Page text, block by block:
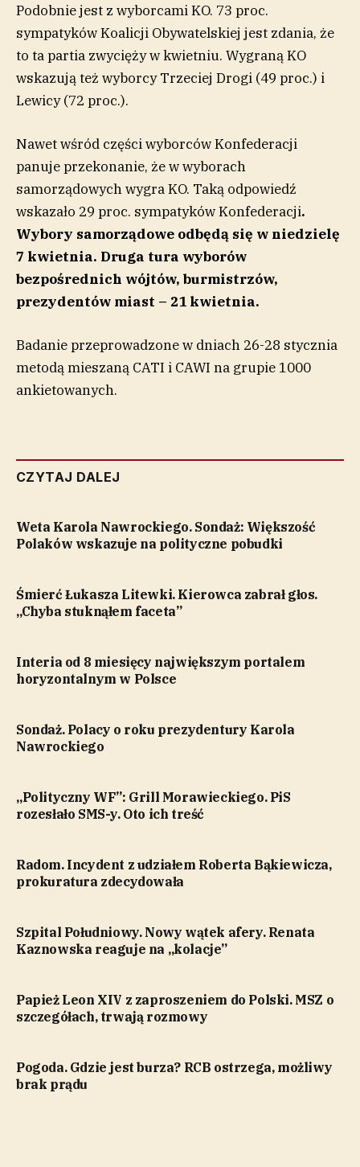
Podobnie jest z wyborcami KO. 73 proc.
sympatyków Koalicji Obywatelskiej jest zdania, że
to ta partia zwycięży w kwietniu. Wygraną KO
wskazują też wyborcy Trzeciej Drogi (49 proc.) i
Lewicy (72 proc.).
Nawet wśród części wyborców Konfederacji
panuje przekonanie, że w wyborach
samorządowych wygra KO. Taką odpowiedź
wskazało 29 proc. sympatyków Konfederacji.
Wybory samorządowe odbędą się w niedzielę
7 kwietnia. Druga tura wyborów
bezpośrednich wójtów, burmistrzów,
prezydentów miast – 21 kwietnia.
Badanie przeprowadzone w dniach 26-28 stycznia
metodą mieszaną CATI i CAWI na grupie 1000
ankietowanych.
CZYTAJ DALEJ
Weta Karola Nawrockiego. Sondaż: Większość
Polaków wskazuje na polityczne pobudki
Śmierć Łukasza Litewki. Kierowca zabrał głos.
„Chyba stuknąłem faceta”
Interia od 8 miesięcy największym portalem
horyzontalnym w Polsce
Sondaż. Polacy o roku prezydentury Karola
Nawrockiego
„Polityczny WF”: Grill Morawieckiego. PiS
rozesłało SMS-y. Oto ich treść
Radom. Incydent z udziałem Roberta Bąkiewicza,
prokuratura zdecydowała
Szpital Południowy. Nowy wątek afery. Renata
Kaznowska reaguje na „kolacje”
Papież Leon XIV z zaproszeniem do Polski. MSZ o
szczegółach, trwają rozmowy
Pogoda. Gdzie jest burza? RCB ostrzega, możliwy
brak prądu